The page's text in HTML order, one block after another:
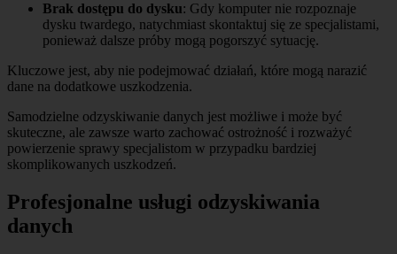
Brak dostępu do dysku: Gdy komputer nie rozpoznaje
dysku twardego, natychmiast skontaktuj się ze specjalistami,
ponieważ dalsze próby mogą pogorszyć sytuację.
Kluczowe jest, aby nie podejmować działań, które mogą narazić
dane na dodatkowe uszkodzenia.
Samodzielne odzyskiwanie danych jest możliwe i może być
skuteczne, ale zawsze warto zachować ostrożność i rozważyć
powierzenie sprawy specjalistom w przypadku bardziej
skomplikowanych uszkodzeń.
Profesjonalne usługi odzyskiwania
danych